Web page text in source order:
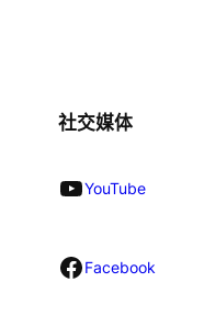
社交媒体
YouTube YouTube
Facebook Facebook